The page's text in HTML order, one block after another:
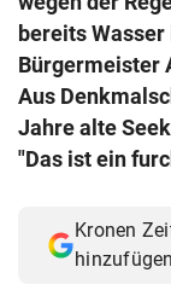
© Krone
Muthgasse 2,
bereits
Bürgermeister
Aus
Jahre alte
"Das ist ein
Kronen
hinzufügen